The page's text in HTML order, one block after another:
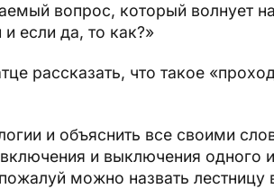
вопрос, который волнует
если да, то как?»
рассказать, что такое
и объяснить все своими
и выключения
можно назвать